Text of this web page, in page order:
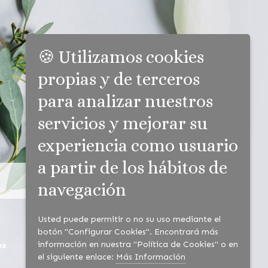
🍪 Utilizamos cookies
propias y de terceros
para analizar nuestros
servicios y mejorar su
experiencia como usuario
a partir de los hábitos de
navegación
Usted puede permitir o no su uso mediante el
botón "Configurar Cookies". Encontrará más
información en nuestra "Política de Cookies" o en
el siguiente enlace: Más Información